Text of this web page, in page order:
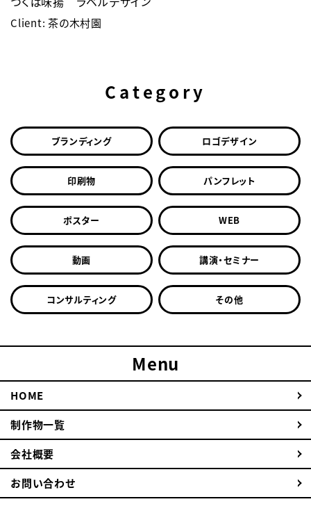
Client: 茶の木村園
Category
ブランディング ロゴデザイン
印刷物 パンフレット
ポスター WEB
動画 講演・セミナー
コンサルティング その他
Menu
HOME
制作物一覧
会社概要
お問い合わせ